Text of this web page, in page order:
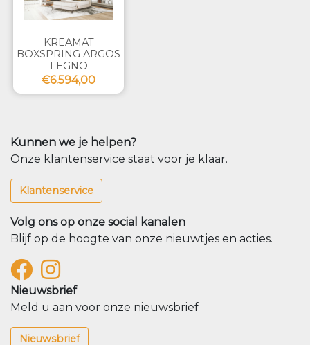
KREAMAT
BOXSPRING ARGOS
LEGNO
€6.594,00
Kunnen we je helpen?
Onze klantenservice staat voor je klaar.
Klantenservice
Volg ons op onze social kanalen
Blijf op de hoogte van onze nieuwtjes en acties.
Nieuwsbrief
Meld u aan voor onze nieuwsbrief
Nieuwsbrief